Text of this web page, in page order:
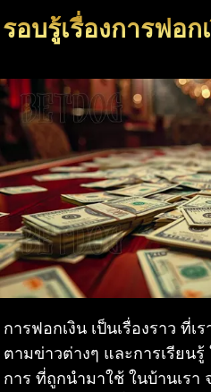
รอบรู้เรื่องการฟอก
การฟอกเงิน เป็นเรื่องราว ที่เ
ตามข่าวต่างๆ และการเรียน
การ ที่ถูกนำมาใช้ ในบ้านเรา